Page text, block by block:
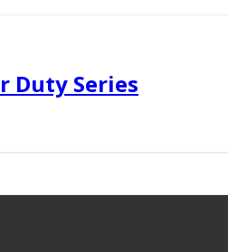
Duty Series